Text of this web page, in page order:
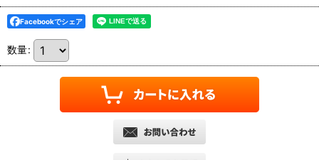
Facebookでシェア
数量: